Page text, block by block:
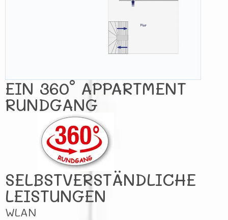
EIN 360° APPARTMENT
RUNDGANG
SELBSTVERSTÄNDLICHE
LEISTUNGEN
WLAN